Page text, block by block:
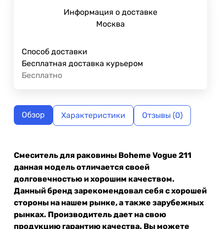
Информация о доставке
Москва
Способ доставки
Бесплатная доставка курьером
Бесплатно
Обзор Характеристики Отзывы (0)
Смеситель для раковины Boheme Vogue 211
данная модель отличается своей
долговечностью и хорошим качеством.
Данный бренд зарекомендовал себя с хорошей
стороны на нашем рынке, а также зарубежных
рынках. Производитель дает на свою
продукцию гарантию качества. Вы можете